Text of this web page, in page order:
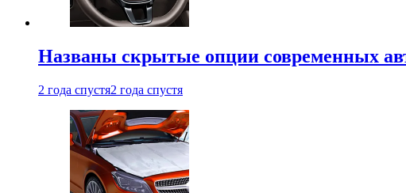
Названы скрытые опции современных
2 года спустя2 года спустя